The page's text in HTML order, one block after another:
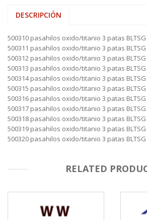
DESCRIPCIÓN
500310 pasahilos oxido/titanio 3 patas BLTSG
500311 pasahilos oxido/titanio 3 patas BLTSG
500312 pasahilos oxido/titanio 3 patas BLTSG
500313 pasahilos oxido/titanio 3 patas BLTSG
500314 pasahilos oxido/titanio 3 patas BLTSG
500315 pasahilos oxido/titanio 3 patas BLTSG
500316 pasahilos oxido/titanio 3 patas BLTSG
500317 pasahilos oxido/titanio 3 patas BLTSG
500318 pasahilos oxido/titanio 3 patas BLTSG
500319 pasahilos oxido/titanio 3 patas BLTSG
500320 pasahilos oxido/titanio 3 patas BLTSG
RELATED